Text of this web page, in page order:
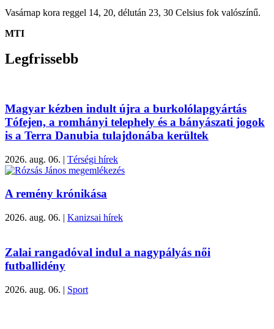
Vasárnap kora reggel 14, 20, délután 23, 30 Celsius fok valószínű.
MTI
Legfrissebb
Magyar kézben indult újra a burkolólapgyártás
Tófejen, a romhányi telephely és a bányászati jogok
is a Terra Danubia tulajdonába kerültek
2026. aug. 06. | Térségi hírek
A remény krónikása
2026. aug. 06. | Kanizsai hírek
Zalai rangadóval indul a nagypályás női
futballidény
2026. aug. 06. | Sport